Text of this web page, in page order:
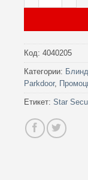
Код:4040205
Категории:
Parkdoor,
Етикет:Star